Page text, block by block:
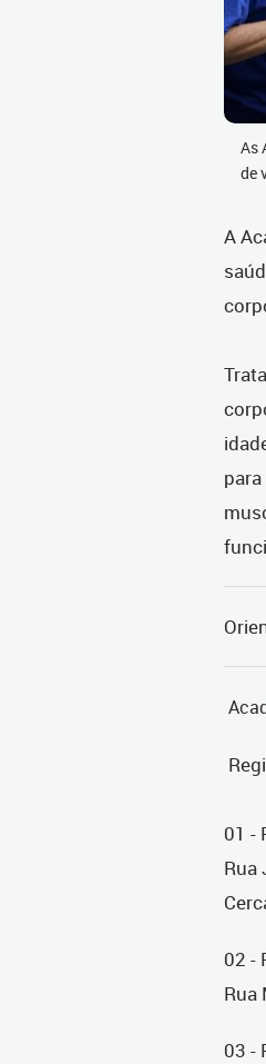
As
de
A
01 -
Rua
02 -
Rua
03 -